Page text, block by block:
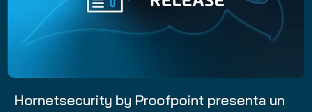
Hornetsecurity by Proofpoint presenta un